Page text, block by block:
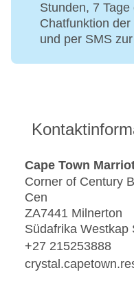
Stunden, 7
Chatfunktion
und per SMS
Cape Town
Corner of Century
Cen
ZA7441 Milnerton
Südafrika Westkap
+27 215253888